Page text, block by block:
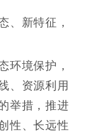
、新特征，
环境保护，
、资源利用
举措，推进
性、长远性